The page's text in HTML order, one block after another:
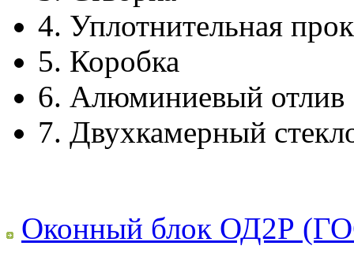
4. Уплотнительная
5. Коробка
6. Алюминиевый отлив
7. Двухкамерный
Оконный блок ОД2Р